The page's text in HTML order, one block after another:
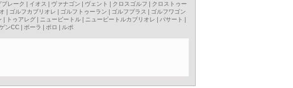
レーク イオス ヴァナゴン ヴェント クロスゴルフ
クロストゥー
ゴルフカブリオレ ゴルフトゥーラン ゴルフプラス
ゴルフワゴン
トゥアレグ ニュービートル ニュービートルカブリオレ パサート
ンCC ボーラ ポロ ルポ